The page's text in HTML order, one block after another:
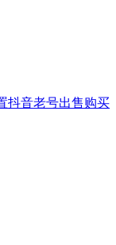
抖音老号出售购买